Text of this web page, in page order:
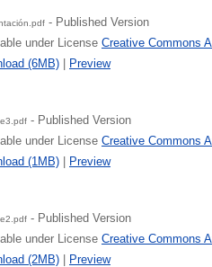
- Published Version
under License Creative Commons
(6MB) | Preview
- Published Version
under License Creative Commons
(1MB) | Preview
- Published Version
under License Creative Commons
(2MB) | Preview